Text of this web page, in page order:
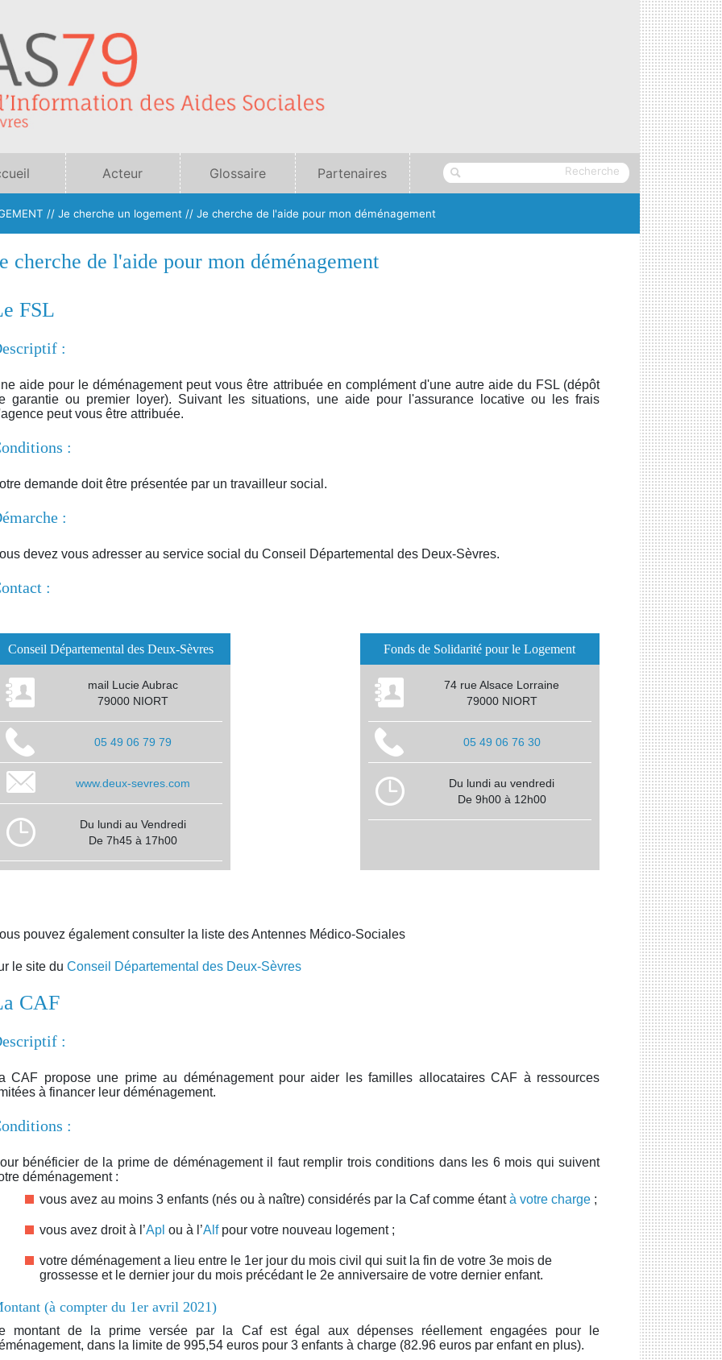
Acteur
sociaux
Glossaire Partenaires
// Je cherche un logement // Je cherche de l'aide pour mon déménagement
cherche de l'aide pour mon déménagement
FSL
:
aide pour le déménagement peut vous être attribuée en complément d'une autre aide du FSL (dépôt
garantie ou premier loyer). Suivant les situations, une aide pour l'assurance locative ou les frais
peut vous être attribuée.
:
demande doit être présentée par un travailleur social.
:
devez vous adresser au service social du Conseil Départemental des Deux-Sèvres.
:
Conseil Départemental des Deux-Sèvres
mail Lucie Aubrac
79000 NIORT
05 49 06 79 79
www.deux-sevres.com
Du lundi au Vendredi
De 7h45 à 17h00
Fonds de Solidarité pour le Logement
74 rue Alsace Lorraine
79000 NIORT
05 49 06 76 30
Du lundi au vendredi
De 9h00 à 12h00
pouvez également consulter la liste des Antennes Médico-Sociales
le site du Conseil Départemental des Deux-Sèvres
CAF
:
CAF propose une prime au déménagement pour aider les familles allocataires CAF à ressources
à financer leur déménagement.
:
bénéficier de la prime de déménagement il faut remplir trois conditions dans les 6 mois qui suivent
déménagement :
vous avez au moins 3 enfants (nés ou à naître) considérés par la Caf comme étantà votre charge ;
vous avez droit à l’Apl ou à l’Alfpour votre nouveau logement ;
votre déménagement a lieu entre le 1er jour du mois civil qui suit la fin de votre 3e mois de
grossesse et le dernier jour du mois précédant le 2e anniversaire de votre dernier enfant.
(à compter du 1er avril 2021)
montant de la prime versée par la Caf est égal aux dépenses réellement engagées pour le
dans la limite de 995,54 euros pour 3 enfants à charge (82.96 euros par enfant en plus).